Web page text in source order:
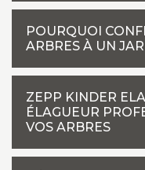
POURQUOI
ARBRES À UN
ZEPP KINDER
ÉLAGUEUR
VOS ARBRES